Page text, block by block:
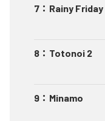
7 ： Rainy Friday
8 ： Totonoi 2
9 ： Minamo